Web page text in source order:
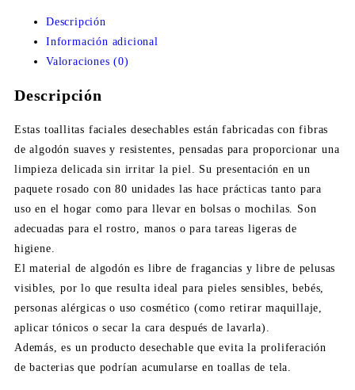
Descripción
Información adicional
Valoraciones (0)
Descripción
Estas toallitas faciales desechables están fabricadas con fibras
de algodón suaves y resistentes, pensadas para proporcionar una
limpieza delicada sin irritar la piel. Su presentación en un
paquete rosado con 80 unidades las hace prácticas tanto para
uso en el hogar como para llevar en bolsas o mochilas. Son
adecuadas para el rostro, manos o para tareas ligeras de
higiene.
El material de algodón es libre de fragancias y libre de pelusas
visibles, por lo que resulta ideal para pieles sensibles, bebés,
personas alérgicas o uso cosmético (como retirar maquillaje,
aplicar tónicos o secar la cara después de lavarla).
Además, es un producto desechable que evita la proliferación
de bacterias que podrían acumularse en toallas de tela.